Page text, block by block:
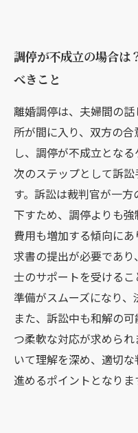
調停が不成立の場合は
べきこと
離婚調停は、夫婦間の
所が間に入り、双方の
し、調停が不成立となる
次のステップとして訴
す。訴訟は裁判官が一
下すため、調停よりも
費用も増加する傾向に
求書の提出が必要であ
士のサポートを受ける
準備がスムーズになり、
また、訴訟中も和解の
つ柔軟な対応が求めら
いて理解を深め、適切
進めるポイントとなりま